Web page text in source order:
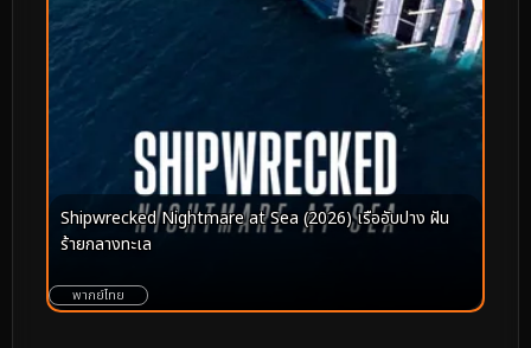
Shipwrecked Nightmare at Sea (2026) เรืออับปาง ฝัน
ร้ายกลางทะเล
พากย์ไทย